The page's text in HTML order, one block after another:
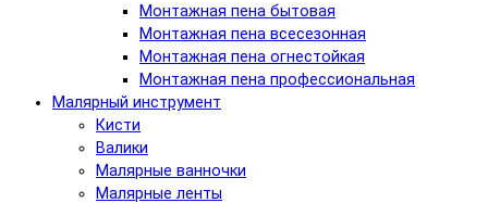
Монтажная пена бытовая
Монтажная пена всесезонная
Монтажная пена огнестойкая
Монтажная пена профессиональная
Малярный инструмент
Кисти
Валики
Малярные ванночки
Малярные ленты